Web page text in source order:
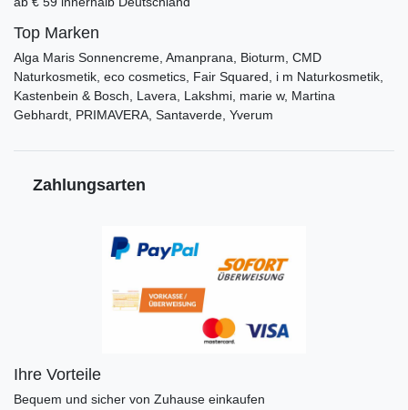
Top Marken
Alga Maris Sonnencreme, Amanprana, Bioturm, CMD
Naturkosmetik, eco cosmetics, Fair Squared, i m Naturkosmetik,
Kastenbein & Bosch, Lavera, Lakshmi, marie w, Martina
Gebhardt, PRIMAVERA, Santaverde, Yverum
Zahlungsarten
Ihre Vorteile
Bequem und sicher von Zuhause einkaufen